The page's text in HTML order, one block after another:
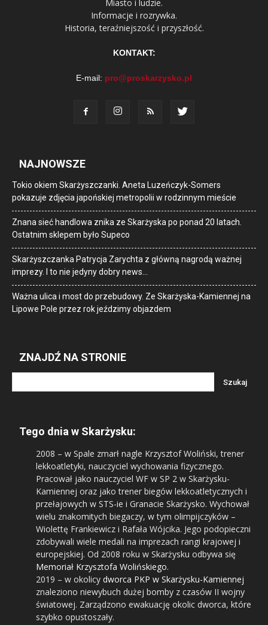
Miasto i ludzie.
Informacje i rozrywka.
Historia, teraźniejszość i przyszłość.
KONTAKT:
E-mail: pro@proskarzysko.pl
NAJNOWSZE
Tokio okiem Skarżyszczanki. Aneta Luzeńczyk-Somers
pokazuje zdjęcia japońskiej metropolii w rodzinnym mieście
Znana sieć handlowa znika ze Skarżyska po ponad 20 latach.
Ostatnim sklepem było Supeco
Skarżyszczanka Patrycja Zarychta z główną nagrodą ważnej
imprezy. I to nie jedyny dobry news…
Ważna ulica i most do przebudowy. Ze Skarżyska-Kamiennej na
Lipowe Pole przez rok jeździmy objazdem
ZNAJDŹ NA STRONIE
Tego dnia w Skarżysku:
2008 – w Spale zmarł nagle Krzysztof Woliński, trener
lekkoatletyki, nauczyciel wychowania fizycznego.
Pracował jako nauczyciel WF w SP 2 w Skarżysku-
Kamiennej oraz jako trener biegów lekkoatletycznych i
przełajowych w STS-ie i Granacie Skarżysko. Wychował
wielu znakomitych biegaczy, w tym olimpijczyków –
Wiolettę Frankiewicz i Rafała Wójcika. Jego podopieczni
zdobywali wiele medali na imprezach rangi krajowej i
europejskiej. Od 2008 roku w Skarżysku odbywa się
Memoriał Krzysztofa Wolińskiego.
2019 – w okolicy dworca PKP w Skarżysku-Kamiennej
znaleziono niewybuch dużej bomby z czasów II wojny
światowej. Zarządzono ewakuację okolic dworca, które
szybko opustoszały.